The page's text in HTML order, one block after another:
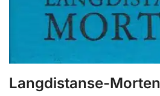
Langdistanse-Morten